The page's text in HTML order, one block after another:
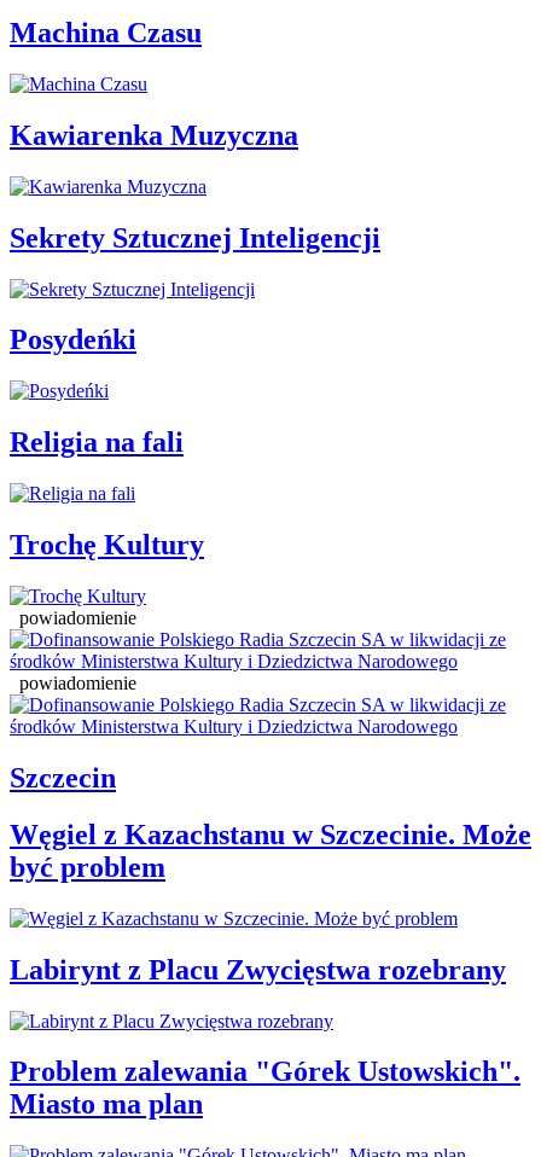
Machina Czasu
Kawiarenka Muzyczna
Sekrety Sztucznej Inteligencji
Posydeńki
Religia na fali
Trochę Kultury
powiadomienie
powiadomienie
Szczecin
Węgiel z Kazachstanu w Szczecinie. Może
być problem
Labirynt z Placu Zwycięstwa rozebrany
Problem zalewania "Górek Ustowskich".
Miasto ma plan